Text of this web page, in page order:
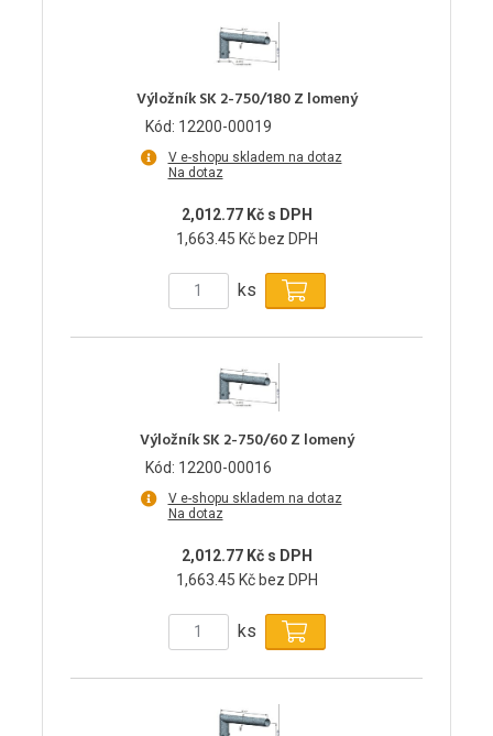
Výložník SK 2-750/180 Z lomený
Kód: 12200-00019
V e-shopu skladem na dotaz
Na dotaz
2,012.77 Kč s DPH
1,663.45 Kč bez DPH
ks
Výložník SK 2-750/60 Z lomený
Kód: 12200-00016
V e-shopu skladem na dotaz
Na dotaz
2,012.77 Kč s DPH
1,663.45 Kč bez DPH
ks